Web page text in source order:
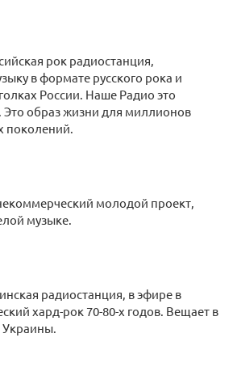
рок радиостанция,
в формате русского рока и
России. Наше Радио это
образ жизни для миллионов
поколений.
молодой проект,
музыке.
радиостанция, в эфире в
хард-рок 70-80-х годов. Вещает в
Украины.